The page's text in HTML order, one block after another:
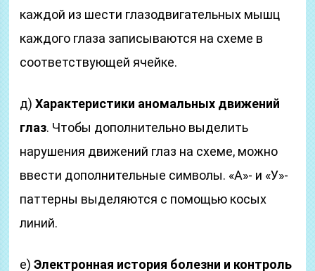
каждой из шести глазодвигательных мышц
каждого глаза записываются на схеме в
соответствующей ячейке.
д)Характеристики аномальных движений
глаз. Чтобы дополнительно выделить
нарушения движений глаз на схеме, можно
ввести дополнительные символы. «А»- и «У»-
паттерны выделяются с помощью косых
линий.
е)Электронная история болезни и контроль